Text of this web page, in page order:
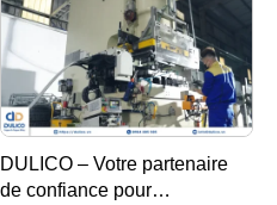
DULICO – Votre partenaire
de confiance pour